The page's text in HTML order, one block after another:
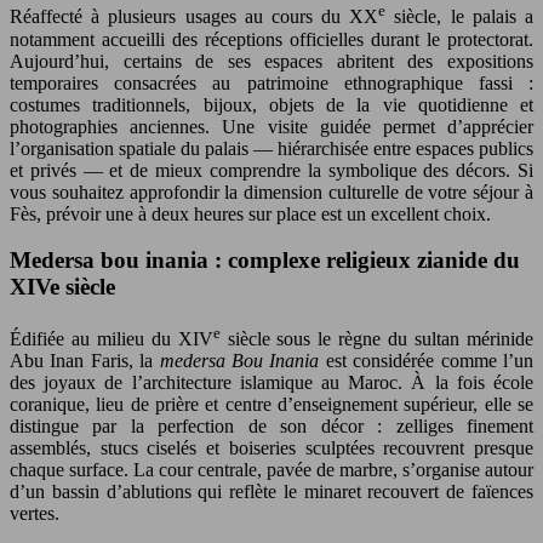
Réaffecté à plusieurs usages au cours du XXe siècle, le palais a
notamment accueilli des réceptions officielles durant le protectorat.
Aujourd’hui, certains de ses espaces abritent des expositions
temporaires consacrées au patrimoine ethnographique fassi :
costumes traditionnels, bijoux, objets de la vie quotidienne et
photographies anciennes. Une visite guidée permet d’apprécier
l’organisation spatiale du palais — hiérarchisée entre espaces publics
et privés — et de mieux comprendre la symbolique des décors. Si
vous souhaitez approfondir la dimension culturelle de votre séjour à
Fès, prévoir une à deux heures sur place est un excellent choix.
Medersa bou inania : complexe religieux zianide du
XIVe siècle
Édifiée au milieu du XIVesiècle sous le règne du sultan mérinide
Abu Inan Faris, la medersa Bou Inania est considérée comme l’un
des joyaux de l’architecture islamique au Maroc. À la fois école
coranique, lieu de prière et centre d’enseignement supérieur, elle se
distingue par la perfection de son décor : zelliges finement
assemblés, stucs ciselés et boiseries sculptées recouvrent presque
chaque surface. La cour centrale, pavée de marbre, s’organise autour
d’un bassin d’ablutions qui reflète le minaret recouvert de faïences
vertes.